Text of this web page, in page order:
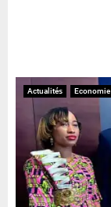
Actualités Economie